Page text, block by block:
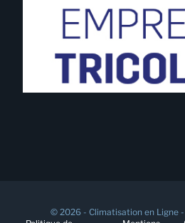
© 2026 - Climatisation en Ligne